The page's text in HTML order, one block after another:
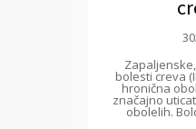
bolesti creva
hronična
značajno
obolelih.